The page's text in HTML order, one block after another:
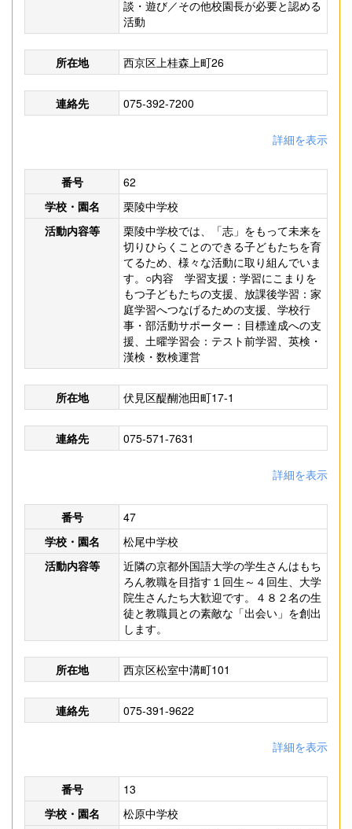
談・遊び／その他校園長が必要と認める
活動
所在地 西京区上桂森上町26
連絡先 075-392-7200
詳細を表示
番号
62
学校・園名
栗陵中学校
活動内容等
栗陵中学校では、「志」をもって未来を
切りひらくことのできる子どもたちを育
てるため、様々な活動に取り組んでいま
す。○内容 学習支援：学習にこまりを
もつ子どもたちの支援、放課後学習：家
庭学習へつなげるための支援、学校行
事・部活動サポーター：目標達成への支
援、土曜学習会：テスト前学習、英検・
漢検・数検運営
所在地 伏見区醍醐池田町17-1
連絡先 075-571-7631
詳細を表示
番号
47
学校・園名
松尾中学校
活動内容等
近隣の京都外国語大学の学生さんはもち
ろん教職を目指す１回生～４回生、大学
院生さんたち大歓迎です。４８２名の生
徒と教職員との素敵な「出会い」を創出
します。
所在地 西京区松室中溝町101
連絡先 075-391-9622
詳細を表示
番号
13
学校・園名
松原中学校